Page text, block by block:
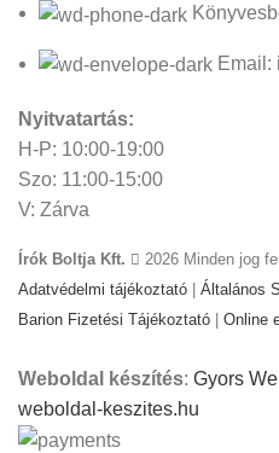
Email:
Nyitvatartás:
H-P: 10:00-19:00
Szo: 11:00-15:00
V: Zárva
Írók Boltja Kft.
2026 Minden jog
Adatvédelmi tájékoztató
Általános
Barion Fizetési Tájékoztató
Online
Weboldal készítés: Gyors
weboldal-keszites.hu